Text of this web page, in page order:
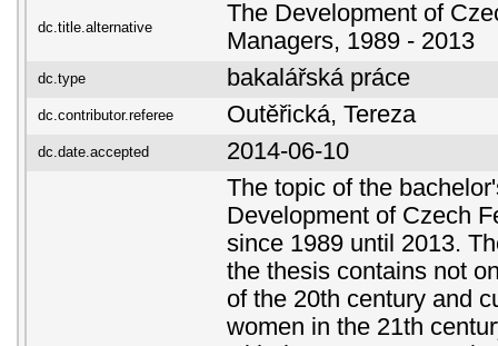
dc.title.alternative
The Development of
Managers, 1989 - 2013
dc.type bakalářská práce
dc.contributor.referee Outěřická, Tereza
dc.date.accepted
2014-06-10
The topic of the
Development of Czech
since 1989 until 2013.
the thesis contains not
of the 20th century and
women in the 21th